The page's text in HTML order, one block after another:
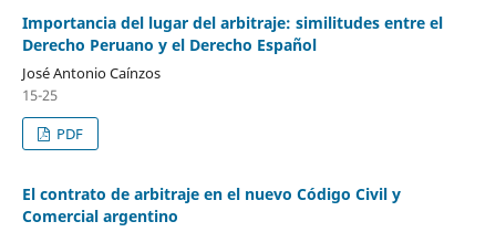
Importancia del lugar del arbitraje: similitudes entre el
Derecho Peruano y el Derecho Español
José Antonio Caínzos
15-25
PDF
El contrato de arbitraje en el nuevo Código Civil y
Comercial argentino